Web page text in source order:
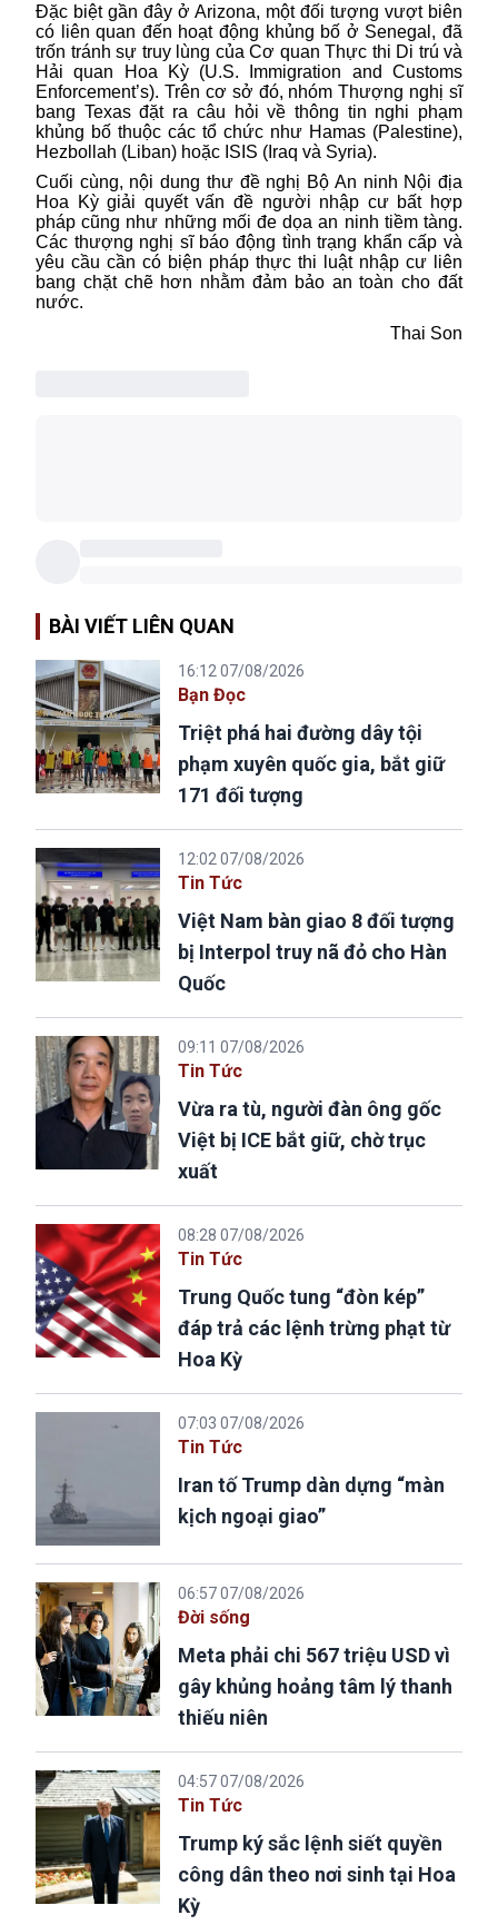
Đặc biệt gần đây ở Arizona, một đối tượng vượt biên
có liên quan đến hoạt động khủng bố ở Senegal, đã
trốn tránh sự truy lùng của Cơ quan Thực thi Di trú và
Hải quan Hoa Kỳ (U.S. Immigration and Customs
Enforcement’s). Trên cơ sở đó, nhóm Thượng nghị sĩ
bang Texas đặt ra câu hỏi về thông tin nghi phạm
khủng bố thuộc các tổ chức như Hamas (Palestine),
Hezbollah (Liban) hoặc ISIS (Iraq và Syria).
Cuối cùng, nội dung thư đề nghị Bộ An ninh Nội địa
Hoa Kỳ giải quyết vấn đề người nhập cư bất hợp
pháp cũng như những mối đe dọa an ninh tiềm tàng.
Các thượng nghị sĩ báo động tình trạng khẩn cấp và
yêu cầu cần có biện pháp thực thi luật nhập cư liên
bang chặt chẽ hơn nhằm đảm bảo an toàn cho đất
nước.
Thai Son
BÀI VIẾT LIÊN QUAN
16:12 07/08/2026
Bạn Đọc
Triệt phá hai đường dây tội
phạm xuyên quốc gia, bắt giữ
171 đối tượng
12:02 07/08/2026
Tin Tức
Việt Nam bàn giao 8 đối tượng
bị Interpol truy nã đỏ cho Hàn
Quốc
09:11 07/08/2026
Tin Tức
Vừa ra tù, người đàn ông gốc
Việt bị ICE bắt giữ, chờ trục
xuất
08:28 07/08/2026
Tin Tức
Trung Quốc tung “đòn kép”
đáp trả các lệnh trừng phạt từ
Hoa Kỳ
07:03 07/08/2026
Tin Tức
Iran tố Trump dàn dựng “màn
kịch ngoại giao”
06:57 07/08/2026
Đời sống
Meta phải chi 567 triệu USD vì
gây khủng hoảng tâm lý thanh
thiếu niên
04:57 07/08/2026
Tin Tức
Trump ký sắc lệnh siết quyền
công dân theo nơi sinh tại Hoa
Kỳ